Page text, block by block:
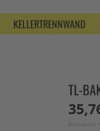
KELLERTRENNWAND
TL-
Bruttopreis: